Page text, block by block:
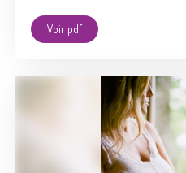
Voir pdf